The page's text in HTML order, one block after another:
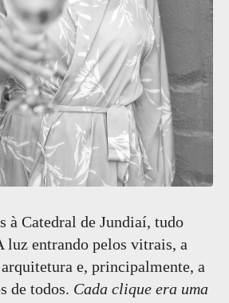
à Catedral de Jundiaí, tudo
luz entrando pelos vitrais, a
e, principalmente, a
de todos. Cada clique era uma